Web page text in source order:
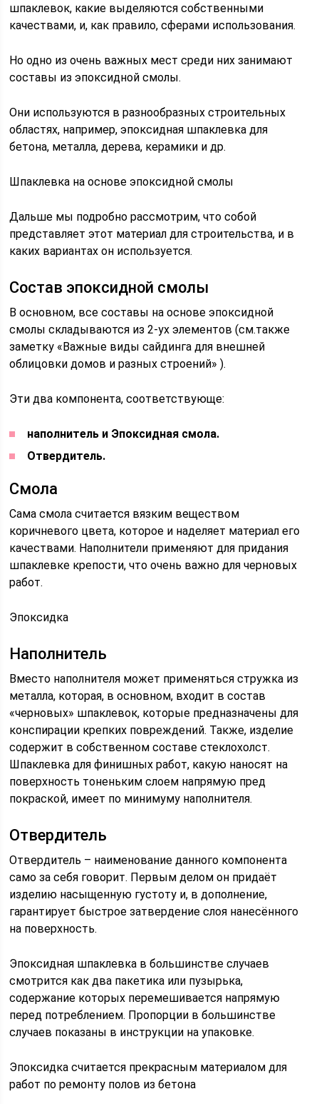
шпаклевок, какие выделяются собственными
качествами, и, как правило, сферами использования.
Но одно из очень важных мест среди них занимают
составы из эпоксидной смолы.
Они используются в разнообразных строительных
областях, например, эпоксидная шпаклевка для
бетона, металла, дерева, керамики и др.
Шпаклевка на основе эпоксидной смолы
Дальше мы подробно рассмотрим, что собой
представляет этот материал для строительства, и в
каких вариантах он используется.
Состав эпоксидной смолы
В основном, все составы на основе эпоксидной
смолы складываются из 2-ух элементов (см.также
заметку «Важные виды сайдинга для внешней
облицовки домов и разных строений» ).
Эти два компонента, соответствующе:
наполнитель и Эпоксидная смола.
Отвердитель.
Смола
Сама смола считается вязким веществом
коричневого цвета, которое и наделяет материал его
качествами. Наполнители применяют для придания
шпаклевке крепости, что очень важно для черновых
работ.
Эпоксидка
Наполнитель
Вместо наполнителя может применяться стружка из
металла, которая, в основном, входит в состав
«черновых» шпаклевок, которые предназначены для
конспирации крепких повреждений. Также, изделие
содержит в собственном составе стеклохолст.
Шпаклевка для финишных работ, какую наносят на
поверхность тоненьким слоем напрямую пред
покраской, имеет по минимуму наполнителя.
Отвердитель
Отвердитель – наименование данного компонента
само за себя говорит. Первым делом он придаёт
изделию насыщенную густоту и, в дополнение,
гарантирует быстрое затвердение слоя нанесённого
на поверхность.
Эпоксидная шпаклевка в большинстве случаев
смотрится как два пакетика или пузырька,
содержание которых перемешивается напрямую
перед потреблением. Пропорции в большинстве
случаев показаны в инструкции на упаковке.
Эпоксидка считается прекрасным материалом для
работ по ремонту полов из бетона